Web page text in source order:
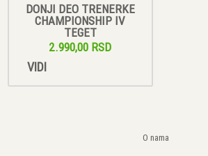
DONJI DEO TRENERKE
CHAMPIONSHIP IV
TEGET
2.990,00 RSD
VIDI
O nama